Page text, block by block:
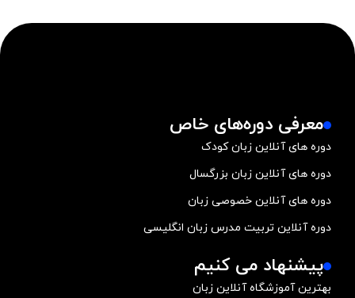
معرفی دوره‌های خاص
دوره های آنلاین زبان کودک
دوره های آنلاین زبان بزرگسال
دوره های آنلاین خصوصی زبان
دوره آنلاین تربیت مدرس زبان انگلیسی
پیشنهاد می کنیم
بهترین آموزشگاه آنلاین زبان